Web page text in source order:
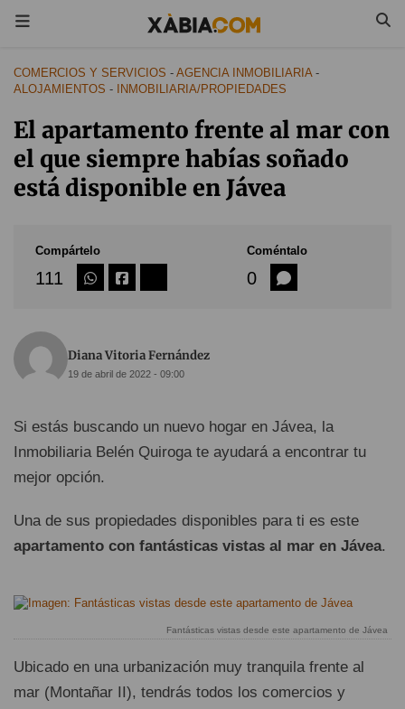
COMERCIOS Y SERVICIOS - AGENCIA INMOBILIARIA-
ALOJAMIENTOS - INMOBILIARIA/PROPIEDADES
El apartamento frente al mar con
el que siempre habías soñado
está disponible en Jávea
Compártelo
111
Coméntalo
0
Diana Vitoria Fernández
19 de abril de 2022 - 09:00
Si estás buscando un nuevo hogar en Jávea, la
Inmobiliaria Belén Quiroga te ayudará a encontrar tu
mejor opción.
Una de sus propiedades disponibles para ti es este
apartamento con fantásticas vistas al mar en Jávea.
Fantásticas vistas desde este apartamento de Jávea
Ubicado en una urbanización muy tranquila frente al
mar (Montañar II), tendrás todos los comercios y